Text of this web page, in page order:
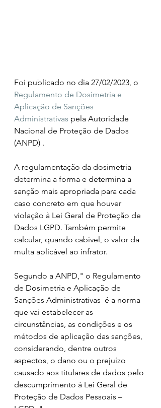
Foi publicado no dia 27/02/2023, o
Regulamento de Dosimetria e
Aplicação de Sanções
Administrativas pela Autoridade
Nacional de Proteção de Dados
(ANPD) .
A regulamentação da dosimetria
determina a forma e determina a
sanção mais apropriada para cada
caso concreto em que houver
violação à Lei Geral de Proteção de
Dados LGPD. Também permite
calcular, quando cabível, o valor da
multa aplicável ao infrator.
Segundo a ANPD," o Regulamento
de Dosimetria e Aplicação de
Sanções Administrativas  é a norma
que vai estabelecer as
circunstâncias, as condições e os
métodos de aplicação das sanções,
considerando, dentre outros
aspectos, o dano ou o prejuízo
causado aos titulares de dados pelo
descumprimento à Lei Geral de
Proteção de Dados Pessoais –